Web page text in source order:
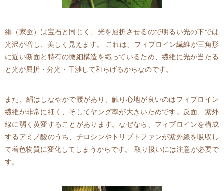
絹（家蚕）は宝石と同じく、光を屈折させるので明るい光の下では
光沢が増し、美しく見えます。 これは、フィブロイン繊維が三角形
に近い断面と特有の微細構造を織っているため、繊維に光が当たる
と光が屈折・分光・干渉して和らげるからなのです。
また、絹はしなやかで腰があり、触り心地が良いのはフィブロイン
繊維が非常に細く、そしてヤング率が大きいためです。反面、紫外
線に弱く黄変することがあります。なぜなら、フィブロインを構成
するアミノ酸のうち、チロシンやトリプトファンが紫外線を吸収し
て着色物質に変化してしまうからです。 取り扱いには注意が必要で
す。